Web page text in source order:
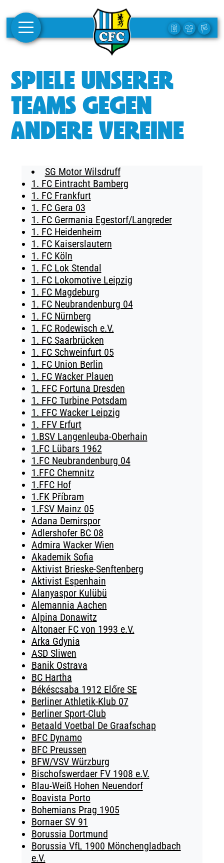
1. MANNSCHAFT
FRAUEN
CAMPUS
CLUBMITGLIEDSCHAFT
BUSINESS
SÜDKURVE
TICKETING
SPIELE UNSERER
TEAMS GEGEN
ANDERE VEREINE
SG Motor Wilsdruff
1. FC Eintracht Bamberg
1. FC Frankfurt
1. FC Gera 03
1. FC Germania Egestorf/Langreder
1. FC Heidenheim
1. FC Kaiserslautern
1. FC Köln
1. FC Lok Stendal
1. FC Lokomotive Leipzig
1. FC Magdeburg
1. FC Neubrandenburg 04
1. FC Nürnberg
1. FC Rodewisch e.V.
1. FC Saarbrücken
1. FC Schweinfurt 05
1. FC Union Berlin
1. FC Wacker Plauen
1. FFC Fortuna Dresden
1. FFC Turbine Potsdam
1. FFC Wacker Leipzig
1. FFV Erfurt
1.BSV Langenleuba-Oberhain
1.FC Lübars 1962
1.FC Neubrandenburg 04
1.FFC Chemnitz
1.FFC Hof
1.FK Příbram
1.FSV Mainz 05
Adana Demirspor
Adlershofer BC 08
Admira Wacker Wien
Akademik Sofia
Aktivist Brieske-Senftenberg
Aktivist Espenhain
Alanyaspor Kulübü
Alemannia Aachen
Alpina Donawitz
Altonaer FC von 1993 e.V.
Arka Gdynia
ASD Sliwen
Banik Ostrava
BC Hartha
Békéscsaba 1912 Előre SE
Berliner Athletik-Klub 07
Berliner Sport-Club
Betaald Voetbal De Graafschap
BFC Dynamo
BFC Preussen
BFW/VSV Würzburg
Bischofswerdaer FV 1908 e.V.
Blau-Weiß Hohen Neuendorf
Boavista Porto
Bohemians Prag 1905
Bornaer SV 91
Borussia Dortmund
Borussia VfL 1900 Mönchengladbach
e.V.